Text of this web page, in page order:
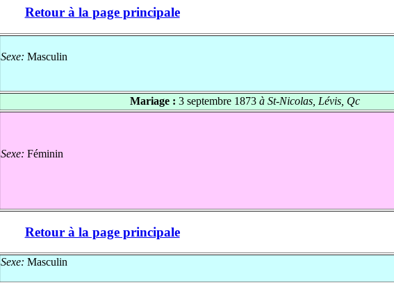
Retour à la page principale
Sexe: Masculin
Mariage : 3 septembre 1873à St-Nicolas, Lévis, Qc
Sexe: Féminin
Retour à la page principale
Sexe: Masculin